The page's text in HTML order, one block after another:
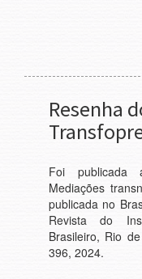
Resenha
Foi publicada
Mediações
publicada no
Revista do
Brasileiro, Rio
396, 2024.